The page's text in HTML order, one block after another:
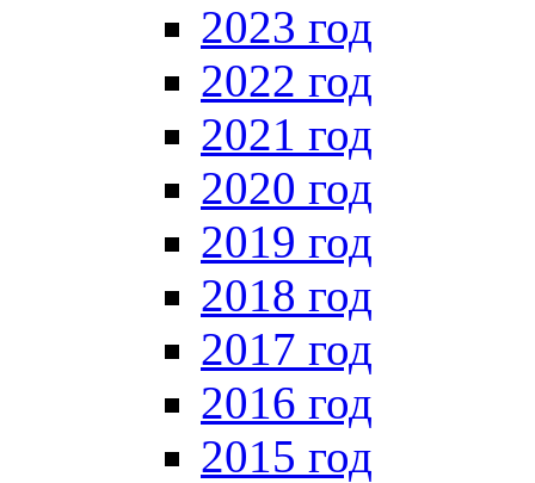
2023 год
2022 год
2021 год
2020 год
2019 год
2018 год
2017 год
2016 год
2015 год